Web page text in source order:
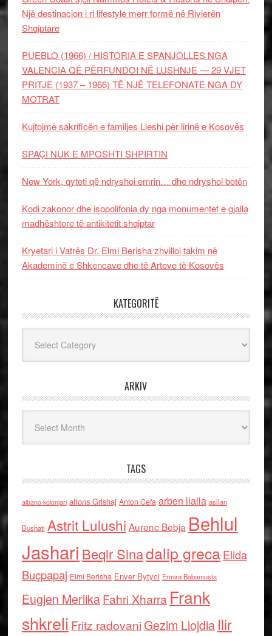
Një destinacion i ri lifestyle merr formë në Rivierën
Shqiptare
PUEBLO (1966) / HISTORIA E SPANJOLLES NGA
VALENCIA QË PËRFUNDOI NË LUSHNJE — 29 VJET
PRITJE (1937 – 1966) TË NJË TELEFONATE NGA DY
MOTRAT
Kujtojmë sakrificën e familjes Lleshi për lirinë e Kosovës
SPAÇI NUK E MPOSHTI SHPIRTIN
New York, qyteti që ndryshoi emrin… dhe ndryshoi botën
Kodi zakonor dhe isopolifonia dy nga monumentet e gjalla
madhështore të antikitetit shqiptar
Kryetari i Vatrës Dr. Elmi Berisha zhvilloi takim në
Akademinë e Shkencave dhe të Arteve të Kosovës
KATEGORITË
ARKIV
TAGS
albano kolonjari alfons Grishaj Anton Cefa arben llalla asllan
Bushati Astrit Lulushi Aurenc Bebja Behlul
Jashari Beqir Sinadalip grecaElida
Buçpapaj Elmi Berisha Enver Bytyci Ermira Babamusta
Eugjen MerlikaFahri Xharra Frank
shkreli Fritz radovaniGezim Llojdia Ilir